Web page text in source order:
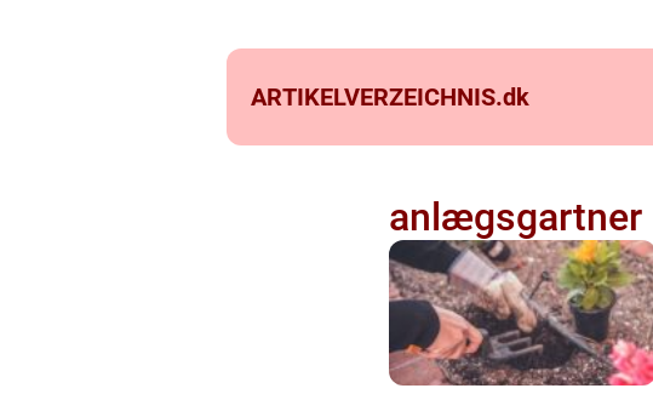
ARTIKELVERZEICHNIS.dk
anlægsgartner